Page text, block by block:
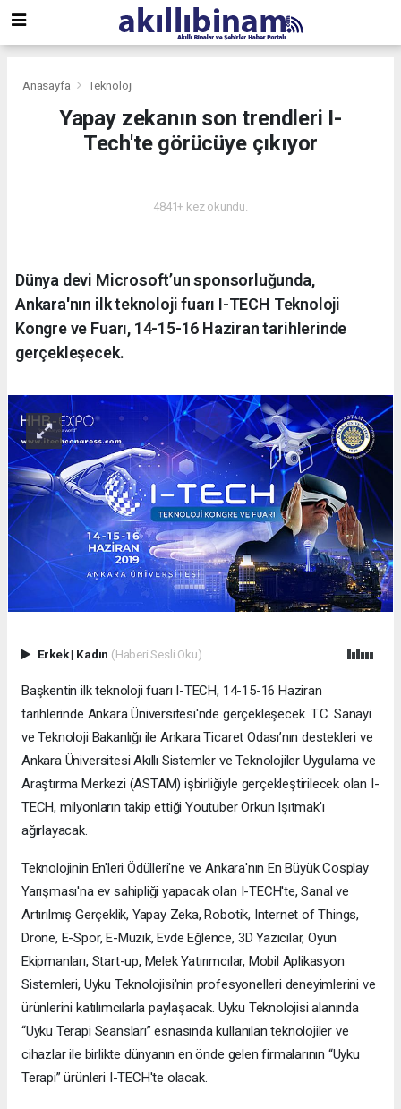
Anasayfa Teknoloji
Yapay zekanın son trendleri I-
Tech'te görücüye çıkıyor
4841+ kez okundu.
Dünya devi Microsoft’un sponsorluğunda,
Ankara'nın ilk teknoloji fuarı I-TECH Teknoloji
Kongre ve Fuarı, 14-15-16 Haziran tarihlerinde
gerçekleşecek.
Erkek| Kadın (Haberi Sesli Oku)
Başkentin ilk teknoloji fuarı I-TECH, 14-15-16 Haziran
tarihlerinde Ankara Üniversitesi'nde gerçekleşecek. T.C. Sanayi
ve Teknoloji Bakanlığı ile Ankara Ticaret Odası’nın destekleri ve
Ankara Üniversitesi Akıllı Sistemler ve Teknolojiler Uygulama ve
Araştırma Merkezi (ASTAM) işbirliğiyle gerçekleştirilecek olan I-
TECH, milyonların takip ettiği Youtuber Orkun Işıtmak'ı
ağırlayacak.
Teknolojinin En'leri Ödülleri'ne ve Ankara'nın En Büyük Cosplay
Yarışması'na ev sahipliği yapacak olan I-TECH'te, Sanal ve
Artırılmış Gerçeklik, Yapay Zeka, Robotik, Internet of Things,
Drone, E-Spor, E-Müzik, Evde Eğlence, 3D Yazıcılar, Oyun
Ekipmanları, Start-up, Melek Yatırımcılar, Mobil Aplikasyon
Sistemleri, Uyku Teknolojisi'nin profesyonelleri deneyimlerini ve
ürünlerini katılımcılarla paylaşacak. Uyku Teknolojisi alanında
“Uyku Terapi Seansları” esnasında kullanılan teknolojiler ve
cihazlar ile birlikte dünyanın en önde gelen firmalarının “Uyku
Terapi” ürünleri I-TECH'te olacak.